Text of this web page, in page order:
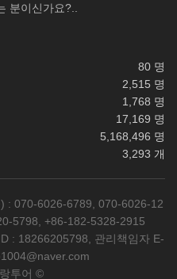
분이신가요?..
80 명
2,515 명
1,768 명
17,169 명
5,168,496 명
3,293 개
: 070-6026-6789, 070-6026-12
5798, +86-182-5328-2915
: 18266205798, 관리책임자 E-
투어 ©